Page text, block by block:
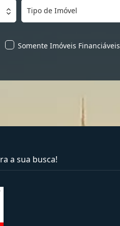
Tipo de Imóvel
Somente Imóveis Financiáveis
a sua busca!